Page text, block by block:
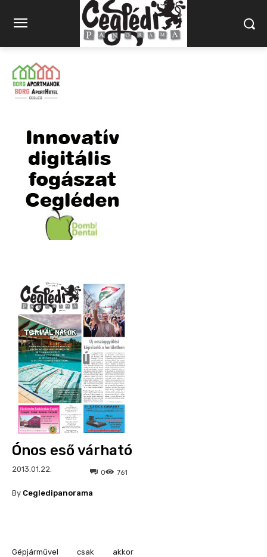
Ónos eső várható
2013.01.22. 761
0
By Cegledipanorama
Gépjárművel csak akkor